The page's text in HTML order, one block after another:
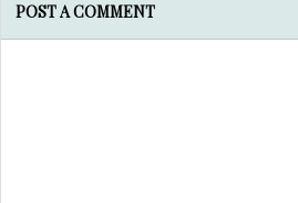
POST A COMMENT